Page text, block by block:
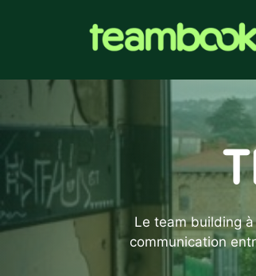
Le team building
communication